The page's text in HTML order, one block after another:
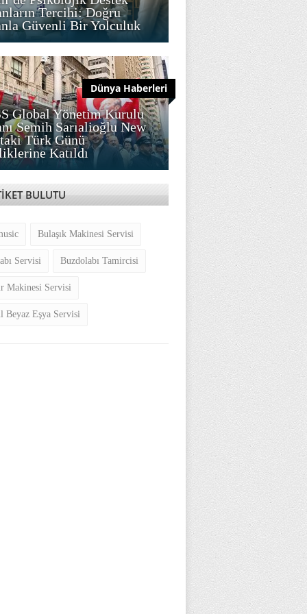
Tercihi: Doğru
Güvenli Bir Yolculuk
Dünya Haberleri
Global Yönetim Kurulu
Semih Sarıalioğlu New
Türk Günü
Katıldı
BULUTU
Bulaşık Makinesi Servisi
Servisi Buzdolabı Tamircisi
Makinesi Servisi
Beyaz Eşya Servisi